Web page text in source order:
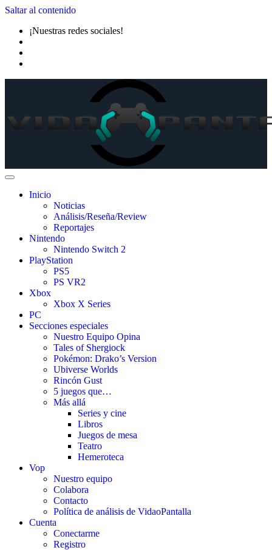
Saltar al contenido
¡Nuestras redes sociales!
Inicio
Noticias
Análisis/Reseña/Review
Reportajes
Nintendo
Nintendo Switch 2
PlayStation
PS5
PS VR2
Xbox
Xbox X Series
PC
Secciones especiales
Nuestro Equipo Opina
Tales of Shergiock
Pokémon: Drako’s Version
Ubiverse Worlds
Rincón Gust
5 juegos que…
Más allá
Series y cine
Libros
Juegos de mesa
Teatro
Hemeroteca
Vop
Nuestro equipo
Colabora
Contacto
Política de análisis de VidaoPantalla
Cuenta
Conectarme
Registro